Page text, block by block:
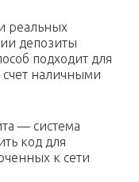
реальных
депозиты
подходит для
счет наличными
— система
код для
к сети